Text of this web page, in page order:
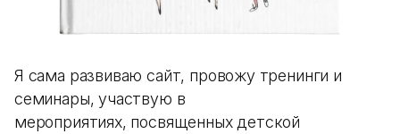
Я сама развиваю сайт, провожу тренинги и
семинары, участвую в
мероприятиях, посвященных детской